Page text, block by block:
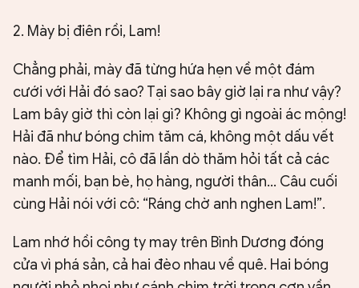
2. Mày bị điên rồi, Lam!
Chẳng phải, mày đã từng hứa hẹn về một đám
cưới với Hải đó sao? Tại sao bây giờ lại ra như vậy?
Lam bây giờ thì còn lại gì? Không gì ngoài ác mộng!
Hải đã như bóng chim tăm cá, không một dấu vết
nào. Để tìm Hải, cô đã lần dò thăm hỏi tất cả các
manh mối, bạn bè, họ hàng, người thân... Câu cuối
cùng Hải nói với cô: “Ráng chờ anh nghen Lam!”.
Lam nhớ hồi công ty may trên Bình Dương đóng
cửa vì phá sản, cả hai đèo nhau về quê. Hai bóng